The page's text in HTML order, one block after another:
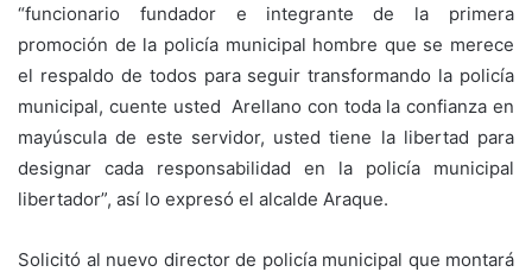
“funcionario fundador e integrante de la primera
promoción de la policía municipal hombre que se merece
el respaldo de todos para seguir transformando la policía
municipal, cuente usted Arellano con toda la confianza en
mayúscula de este servidor, usted tiene la libertad para
designar cada responsabilidad en la policía municipal
libertador”, así lo expresó el alcalde Araque.
Solicitó al nuevo director de policía municipal que montará